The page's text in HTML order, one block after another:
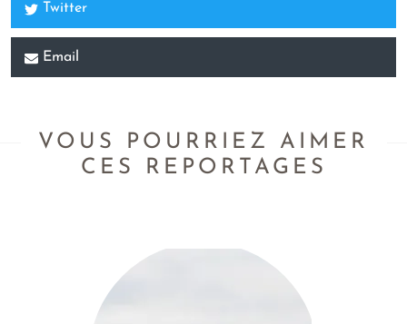
Twitter
Email
VOUS POURRIEZ AIMER
CES REPORTAGES